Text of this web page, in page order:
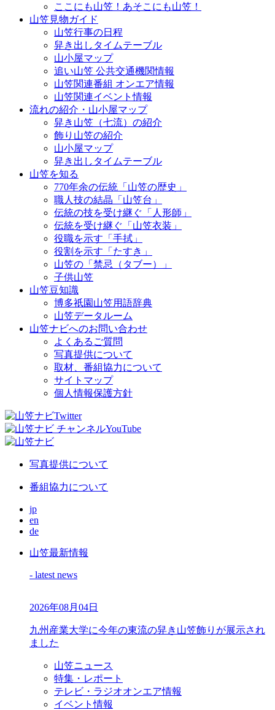
ここにも山笠！あそこにも山笠！
山笠見物ガイド
山笠行事の日程
舁き出しタイムテーブル
山小屋マップ
追い山笠 公共交通機関情報
山笠関連番組 オンエア情報
山笠関連イベント情報
流れの紹介・山小屋マップ
舁き山笠（七流）の紹介
飾り山笠の紹介
山小屋マップ
舁き出しタイムテーブル
山笠を知る
770年余の伝統「山笠の歴史」
職人技の結晶「山笠台」
伝統の技を受け継ぐ「人形師」
伝統を受け継ぐ「山笠衣装」
役職を示す「手拭」
役割を示す「たすき」
山笠の「禁忌（タブー）」
子供山笠
山笠豆知識
博多祇園山笠用語辞典
山笠データルーム
山笠ナビへのお問い合わせ
よくあるご質問
写真提供について
取材、番組協力について
サイトマップ
個人情報保護方針
写真提供について
番組協力について
jp
en
de
山笠最新情報
- latest news
2026年08月04日
九州産業大学に今年の東流の舁き山笠飾りが展示され
ました
山笠ニュース
特集・レポート
テレビ・ラジオオンエア情報
イベント情報